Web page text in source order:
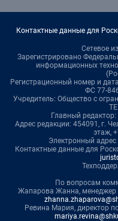
Контактные данные для
Сетевое
Зарегистрировано
информационных
Регистрационный номер и
ФС 77-
Учредитель: Общество с
Главный
Адрес редакции: 454091, г.
этаж,
Электронный адрес
Контактные данные для
По вопросам
Жапарова Жанна, менеджер
Ревина Мария, директор